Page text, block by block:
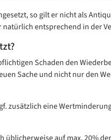
so gilt er nicht als
natürlich entsprechend in der
Schaden den
Sache und nicht nur den
zusätzlich eine